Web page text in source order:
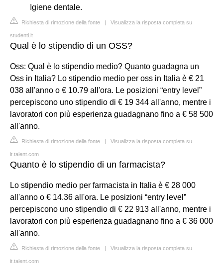
Igiene dentale.
Richiesta di rimozione della fonte | Visualizza la risposta completa su
studenti.it
Qual è lo stipendio di un OSS?
Oss: Qual è lo stipendio medio? Quanto guadagna un
Oss in Italia? Lo stipendio medio per oss in Italia è € 21
038 all'anno o € 10.79 all'ora. Le posizioni “entry level”
percepiscono uno stipendio di € 19 344 all'anno, mentre i
lavoratori con più esperienza guadagnano fino a € 58 500
all'anno.
Richiesta di rimozione della fonte | Visualizza la risposta completa su
it.talent.com
Quanto è lo stipendio di un farmacista?
Lo stipendio medio per farmacista in Italia è € 28 000
all'anno o € 14.36 all'ora. Le posizioni “entry level”
percepiscono uno stipendio di € 22 913 all'anno, mentre i
lavoratori con più esperienza guadagnano fino a € 36 000
all'anno.
Richiesta di rimozione della fonte | Visualizza la risposta completa su
it.talent.com